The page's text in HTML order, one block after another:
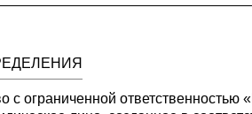
с ограниченной